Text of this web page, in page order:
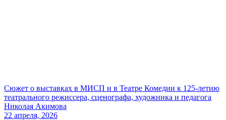
Сюжет о выставках в МИСП и в Театре Комедии к 125-летию
театрального режиссера, сценографа, художника и педагога
Николая Акимова
22 апреля, 2026